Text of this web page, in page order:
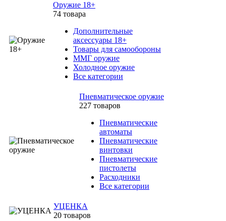
Оружие 18+
74 товара
Дополнительные
аксессуары 18+
Товары для самообороны
ММГ оружие
Холодное оружие
Все категории
Пневматическое оружие
227 товаров
Пневматические
автоматы
Пневматические
винтовки
Пневматические
пистолеты
Расходники
Все категории
УЦЕНКА
20 товаров